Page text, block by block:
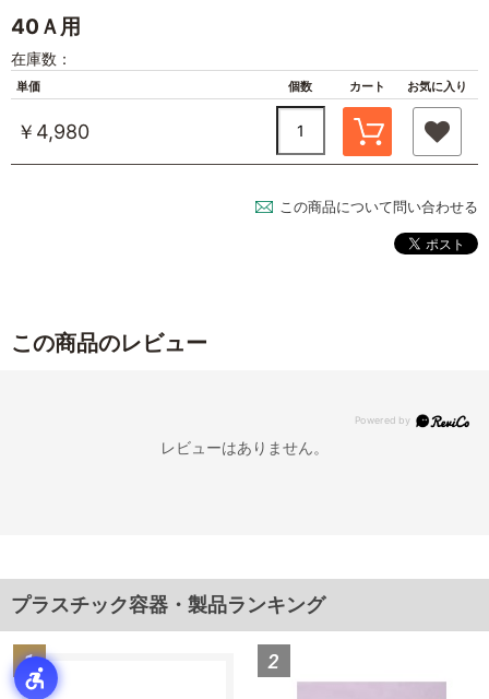
40Ａ用
在庫数：
単価 個数 カート お気に入り
￥4,980
この商品について問い合わせる
この商品のレビュー
レビューはありません。
プラスチック容器・製品ランキング